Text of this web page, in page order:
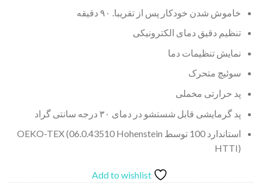
خاموش شدن خودکار پس از تقریبا. ۹۰ دقیقه
تنظیم دقیق دمای الکترونیکی
نمایش تنظیمات دما
سوئیچ متحرک
پد حرارتی مخملی
پد گرمایشی قابل شستشو در دمای ۳۰ درجه سانتی گراد
استاندارد 100 توسط OEKO-TEX (06.0.43510 Hohenstein
HTTI)
Add to wishlist